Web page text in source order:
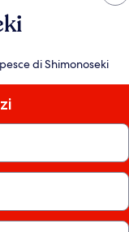
di Shimonoseki